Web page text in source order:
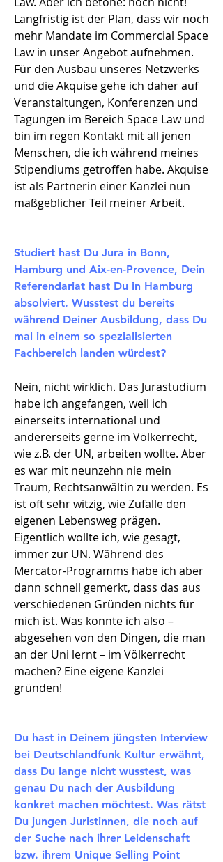
Langfristig ist der Plan, dass wir noch
mehr Mandate im Commercial Space
Law in unser Angebot aufnehmen.
Für den Ausbau unseres Netzwerks
und die Akquise gehe ich daher auf
Veranstaltungen, Konferenzen und
Tagungen im Bereich Space Law und
bin im regen Kontakt mit all jenen
Menschen, die ich während meines
Stipendiums getroffen habe. Akquise
ist als Partnerin einer Kanzlei nun
maßgeblicher Teil meiner Arbeit.
Studiert hast Du Jura in Bonn,
Hamburg und Aix-en-Provence, Dein
Referendariat hast Du in Hamburg
absolviert. Wusstest du bereits
während Deiner Ausbildung, dass Du
mal in einem so spezialisierten
Fachbereich landen würdest?
Nein, nicht wirklich. Das Jurastudium
habe ich angefangen, weil ich
einerseits international und
andererseits gerne im Völkerrecht,
wie z.B. der UN, arbeiten wollte. Aber
es war mit neunzehn nie mein
Traum, Rechtsanwältin zu werden. Es
ist oft sehr witzig, wie Zufälle den
eigenen Lebensweg prägen.
Eigentlich wollte ich, wie gesagt,
immer zur UN. Während des
Mercator-Programms habe ich aber
dann schnell gemerkt, dass das aus
verschiedenen Gründen nichts für
mich ist. Was konnte ich also –
abgesehen von den Dingen, die man
an der Uni lernt – im Völkerrecht
machen? Eine eigene Kanzlei
gründen!
Du hast in Deinem jüngsten Interview
bei Deutschlandfunk Kultur erwähnt,
dass Du lange nicht wusstest, was
genau Du nach der Ausbildung
konkret machen möchtest. Was rätst
Du jungen Juristinnen, die noch auf
der Suche nach ihrer Leidenschaft
bzw. ihrem Unique Selling Point